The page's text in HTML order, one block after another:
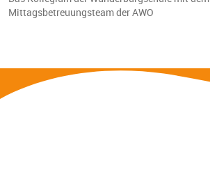
Mittagsbetreuungsteam der AWO